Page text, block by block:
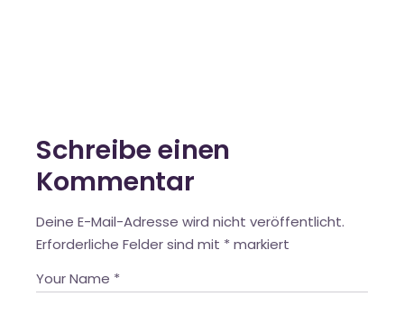
Schreibe einen
Kommentar
Deine E-Mail-Adresse wird nicht veröffentlicht.
Erforderliche Felder sind mit * markiert